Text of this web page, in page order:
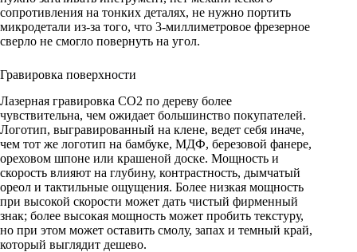
сопротивления на тонких деталях, не нужно портить
микродетали из-за того, что 3-миллиметровое фрезерное
сверло не смогло повернуть на угол.
Гравировка поверхности
Лазерная гравировка CO2 по дереву более
чувствительна, чем ожидает большинство покупателей.
Логотип, выгравированный на клене, ведет себя иначе,
чем тот же логотип на бамбуке, МДФ, березовой фанере,
ореховом шпоне или крашеной доске. Мощность и
скорость влияют на глубину, контрастность, дымчатый
ореол и тактильные ощущения. Более низкая мощность
при высокой скорости может дать чистый фирменный
знак; более высокая мощность может пробить текстуру,
но при этом может оставить смолу, запах и темный край,
который выглядит дешево.